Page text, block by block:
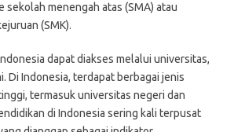
sekolah menengah atas (SMA) atau
(SMK).
dapat diakses melalui universitas,
Di Indonesia, terdapat berbagai jenis
termasuk universitas negeri dan
di Indonesia sering kali terpusat